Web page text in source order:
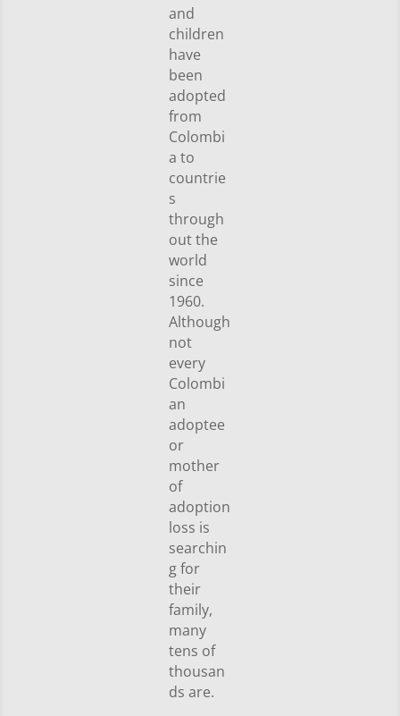
and
children
have
been
adopted
from
Colombi
a to
countrie
s
through
out the
world
since
1960.
Although
not
every
Colombi
an
adoptee
or
mother
of
adoption
loss is
searchin
g for
their
family,
many
tens of
thousan
ds are.